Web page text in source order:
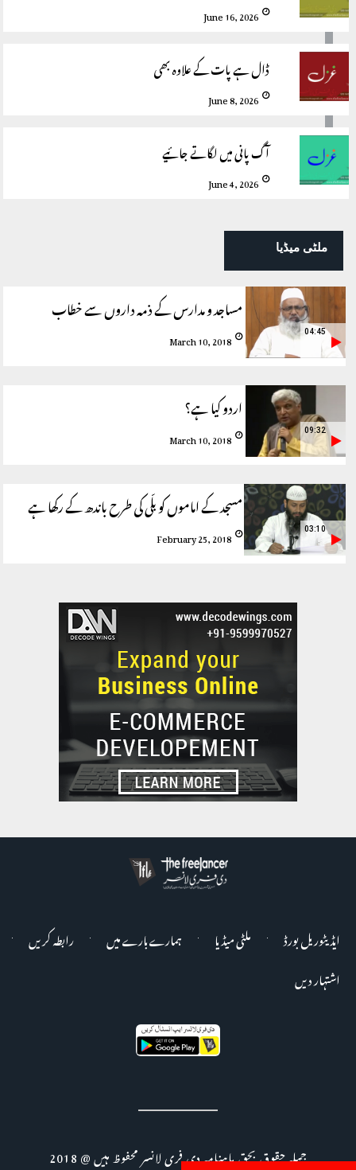
June 16, 2026
ڈال ہے پات کے علاوہ بھی
June 8, 2026
آگ پانی میں لگاتے جائیے
June 4, 2026
ملٹی میڈیا
مساجد و مدارس کے ذمہ داروں سے خطاب
March 10, 2018 04:45
اردو کیا ہے؟
March 10, 2018 09:32
مسجد کے اماموں کو بلّی کی طرح باندھ کے رکھا ہے
February 25, 2018 03:10
ایڈیٹوریل بورڈ ملٹی میڈیا ہمارے بارے میں
رابطہ کریں
اشتہار دیں
جملہ حقوق بحق ماہنامہ دی فری لانسر محفوظ ہیں @ 2018